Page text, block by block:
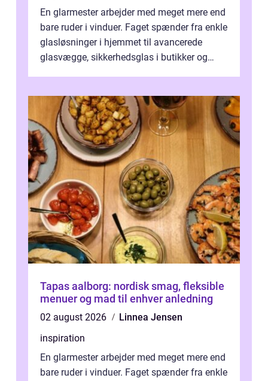
En glarmester arbejder med meget mere end
bare ruder i vinduer. Faget spænder fra enkle
glasløsninger i hjemmet til avancerede
glasvægge, sikkerhedsglas i butikker og
Tapas aalborg: nordisk smag, fleksible
menuer og mad til enhver anledning
02 august 2026
Linnea Jensen
inspiration
En glarmester arbejder med meget mere end
bare ruder i vinduer. Faget spænder fra enkle